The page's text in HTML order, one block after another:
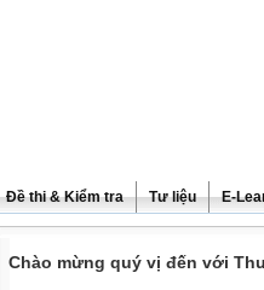
Đề thi & Kiểm tra Tư liệu E-
Chào mừng quý vị đến với